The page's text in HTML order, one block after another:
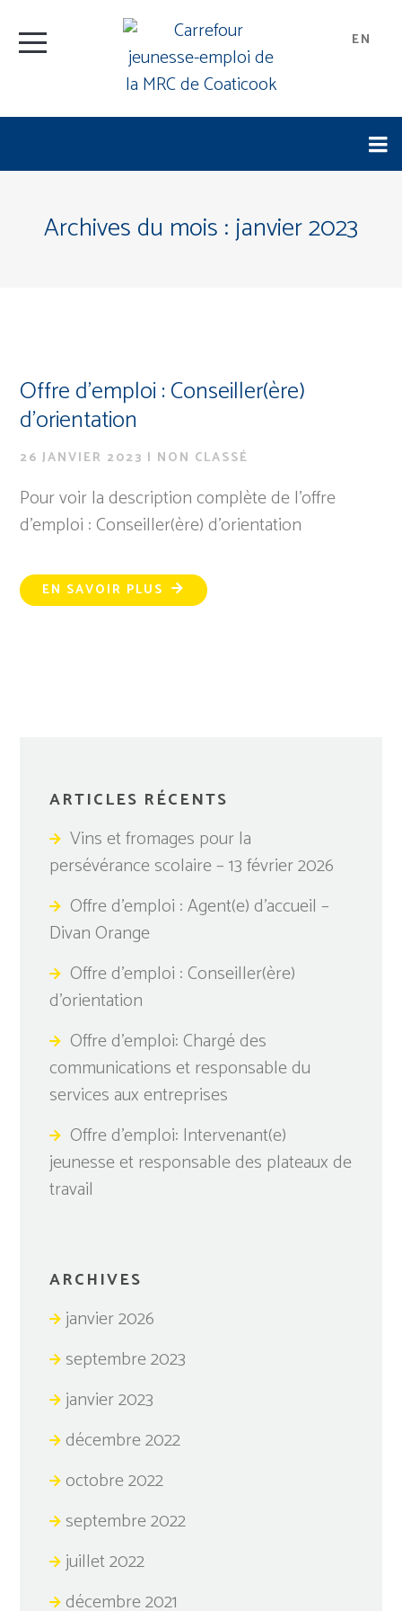
EN
Archives du mois :janvier 2023
Offre d’emploi : Conseiller(ère)
d’orientation
26 JANVIER 2023 | NON CLASSÉ
Pour voir la description complète de l'offre
d'emploi : Conseiller(ère) d'orientation
EN SAVOIR PLUS
ARTICLES RÉCENTS
Vins et fromages pour la
persévérance scolaire – 13 février 2026
Offre d’emploi : Agent(e) d’accueil –
Divan Orange
Offre d’emploi : Conseiller(ère)
d’orientation
Offre d’emploi: Chargé des
communications et responsable du
services aux entreprises
Offre d’emploi: Intervenant(e)
jeunesse et responsable des plateaux de
travail
ARCHIVES
janvier 2026
septembre 2023
janvier 2023
décembre 2022
octobre 2022
septembre 2022
juillet 2022
décembre 2021